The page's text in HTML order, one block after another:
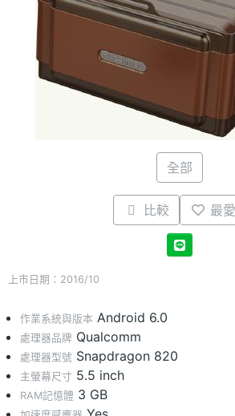
全部
比較 最愛
上市日期：2016/10
作業系統與版本 Android 6.0
處理器品牌 Qualcomm
處理器型號 Snapdragon 820
主螢幕尺寸 5.5 inch
RAM記憶體 3 GB